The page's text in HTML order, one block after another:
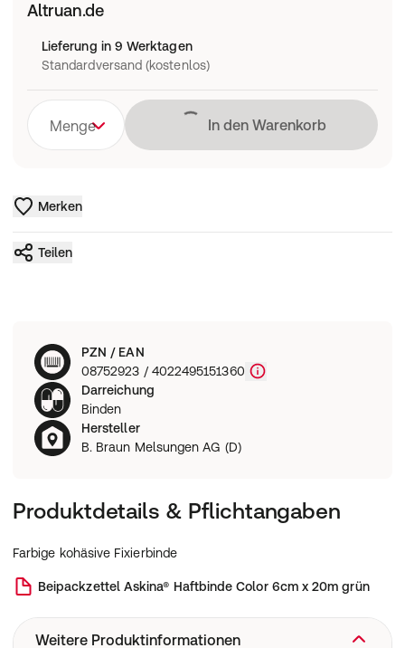
Altruan.de
Lieferung in 9 Werktagen
Standardversand (kostenlos)
Menge LädtIn den Warenkorb
Merken
Teilen
PZN / EAN
08752923 / 4022495151360
Darreichung
Binden
Hersteller
B. Braun Melsungen AG (D)
Produktdetails & Pflichtangaben
Farbige kohäsive Fixierbinde
Beipackzettel Askina® Haftbinde Color 6cm x 20m grün
Weitere Produktinformationen